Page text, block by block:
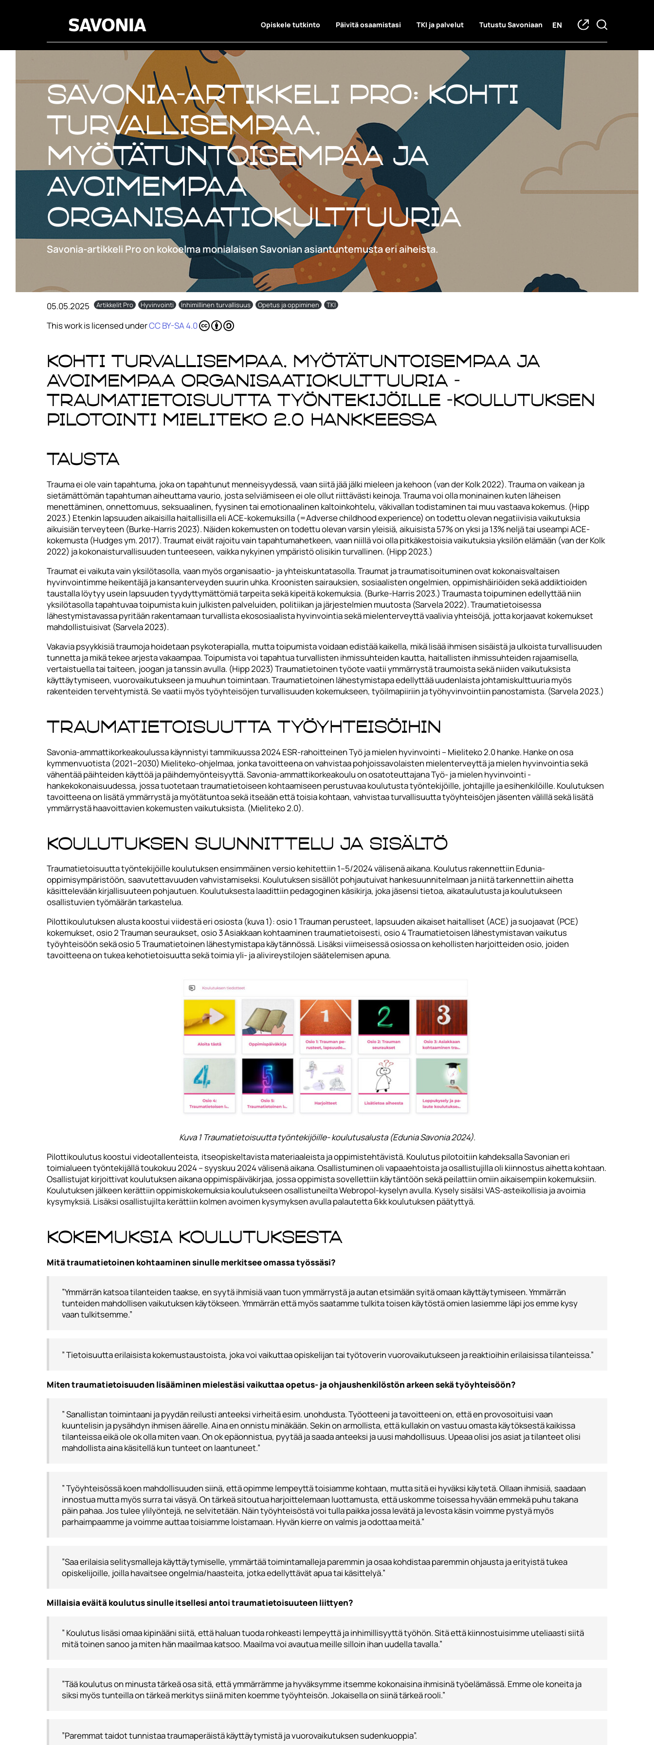
Opiskele tutkinto Päivitä osaamistasi TKI ja palvelut Tutustu Savoniaan EN
Savonia-artikkeli Pro: Kohti
turvallisempaa,
myötätuntoisempaa ja
avoimempaa
organisaatiokulttuuria
Savonia-artikkeli Pro on kokoelma monialaisen Savonian asiantuntemusta eri aiheista.
05.05.2025 Artikkelit Pro Hyvinvointi Inhimillinen turvallisuus Opetus ja oppiminen TKI
This work is licensed underCC BY-SA 4.0
Kohti turvallisempaa, myötätuntoisempaa ja
avoimempaa organisaatiokulttuuria -
Traumatietoisuutta työntekijöille -koulutuksen
pilotointi Mieliteko 2.0 hankkeessa
Tausta
Trauma ei ole vain tapahtuma, joka on tapahtunut menneisyydessä, vaan siitä jää jälki mieleen ja kehoon (van der Kolk 2022). Trauma on vaikean ja
sietämättömän tapahtuman aiheuttama vaurio, josta selviämiseen ei ole ollut riittävästi keinoja. Trauma voi olla moninainen kuten läheisen
menettäminen, onnettomuus, seksuaalinen, fyysinen tai emotionaalinen kaltoinkohtelu, väkivallan todistaminen tai muu vastaava kokemus. (Hipp
2023.) Etenkin lapsuuden aikaisilla haitallisilla eli ACE-kokemuksilla (=Adverse childhood experience) on todettu olevan negatiivisia vaikutuksia
aikuisiän terveyteen (Burke-Harris 2023). Näiden kokemusten on todettu olevan varsin yleisiä, aikuisista 57% on yksi ja 13% neljä tai useampi ACE-
kokemusta (Hudges ym. 2017). Traumat eivät rajoitu vain tapahtumahetkeen, vaan niillä voi olla pitkäkestoisia vaikutuksia yksilön elämään (van der Kolk
2022) ja kokonaisturvallisuuden tunteeseen, vaikka nykyinen ympäristö olisikin turvallinen. (Hipp 2023.)
Traumat ei vaikuta vain yksilötasolla, vaan myös organisaatio- ja yhteiskuntatasolla. Traumat ja traumatisoituminen ovat kokonaisvaltaisen
hyvinvointimme heikentäjä ja kansanterveyden suurin uhka. Kroonisten sairauksien, sosiaalisten ongelmien, oppimishäiriöiden sekä addiktioiden
taustalla löytyy usein lapsuuden tyydyttymättömiä tarpeita sekä kipeitä kokemuksia. (Burke-Harris 2023.) Traumasta toipuminen edellyttää niin
yksilötasolla tapahtuvaa toipumista kuin julkisten palveluiden, politiikan ja järjestelmien muutosta (Sarvela 2022). Traumatietoisessa
lähestymistavassa pyritään rakentamaan turvallista ekososiaalista hyvinvointia sekä mielenterveyttä vaalivia yhteisöjä, jotta korjaavat kokemukset
mahdollistuisivat (Sarvela 2023).
Vakavia psyykkisiä traumoja hoidetaan psykoterapialla, mutta toipumista voidaan edistää kaikella, mikä lisää ihmisen sisäistä ja ulkoista turvallisuuden
tunnetta ja mikä tekee arjesta vakaampaa. Toipumista voi tapahtua turvallisten ihmissuhteiden kautta, haitallisten ihmissuhteiden rajaamisella,
vertaistuella tai taiteen, joogan ja tanssin avulla. (Hipp 2023) Traumatietoinen työote vaatii ymmärrystä traumoista sekä niiden vaikutuksista
käyttäytymiseen, vuorovaikutukseen ja muuhun toimintaan. Traumatietoinen lähestymistapa edellyttää uudenlaista johtamiskulttuuria myös
rakenteiden tervehtymistä. Se vaatii myös työyhteisöjen turvallisuuden kokemukseen, työilmapiiriin ja työhyvinvointiin panostamista. (Sarvela 2023.)
Traumatietoisuutta työyhteisöihin
Savonia-ammattikorkeakoulussa käynnistyi tammikuussa 2024 ESR-rahoitteinen Työ ja mielen hyvinvointi – Mieliteko 2.0 hanke. Hanke on osa
kymmenvuotista (2021–2030) Mieliteko-ohjelmaa, jonka tavoitteena on vahvistaa pohjoissavolaisten mielenterveyttä ja mielen hyvinvointia sekä
vähentää päihteiden käyttöä ja päihdemyönteisyyttä. Savonia-ammattikorkeakoulu on osatoteuttajana Työ- ja mielen hyvinvointi -
hankekokonaisuudessa, jossa tuotetaan traumatietoiseen kohtaamiseen perustuvaa koulutusta työntekijöille, johtajille ja esihenkilöille. Koulutuksen
tavoitteena on lisätä ymmärrystä ja myötätuntoa sekä itseään että toisia kohtaan, vahvistaa turvallisuutta työyhteisöjen jäsenten välillä sekä lisätä
ymmärrystä haavoittavien kokemusten vaikutuksista. (Mieliteko 2.0).
Koulutuksen suunnittelu ja sisältö
Traumatietoisuutta työntekijöille koulutuksen ensimmäinen versio kehitettiin 1–5/2024 välisenä aikana. Koulutus rakennettiin Edunia-
oppimisympäristöön, saavutettavuuden vahvistamiseksi. Koulutuksen sisällöt pohjautuivat hankesuunnitelmaan ja niitä tarkennettiin aihetta
käsittelevään kirjallisuuteen pohjautuen. Koulutuksesta laadittiin pedagoginen käsikirja, joka jäsensi tietoa, aikataulutusta ja koulutukseen
osallistuvien työmäärän tarkastelua.
Pilottikoulutuksen alusta koostui viidestä eri osiosta (kuva 1): osio 1 Trauman perusteet, lapsuuden aikaiset haitalliset (ACE) ja suojaavat (PCE)
kokemukset, osio 2 Trauman seuraukset, osio 3 Asiakkaan kohtaaminen traumatietoisesti, osio 4 Traumatietoisen lähestymistavan vaikutus
työyhteisöön sekä osio 5 Traumatietoinen lähestymistapa käytännössä. Lisäksi viimeisessä osiossa on kehollisten harjoitteiden osio, joiden
tavoitteena on tukea kehotietoisuutta sekä toimia yli- ja alivireystilojen säätelemisen apuna.
Kuva 1 Traumatietoisuutta työntekijöille- koulutusalusta (Edunia Savonia 2024).
Pilottikoulutus koostui videotallenteista, itseopiskeltavista materiaaleista ja oppimistehtävistä. Koulutus pilotoitiin kahdeksalla Savonian eri
toimialueen työntekijällä toukokuu 2024 – syyskuu 2024 välisenä aikana. Osallistuminen oli vapaaehtoista ja osallistujilla oli kiinnostus aihetta kohtaan.
Osallistujat kirjoittivat koulutuksen aikana oppimispäiväkirjaa, jossa oppimista sovellettiin käytäntöön sekä peilattiin omiin aikaisempiin kokemuksiin.
Koulutuksen jälkeen kerättiin oppimiskokemuksia koulutukseen osallistuneilta Webropol-kyselyn avulla. Kysely sisälsi VAS-asteikollisia ja avoimia
kysymyksiä. Lisäksi osallistujilta kerättiin kolmen avoimen kysymyksen avulla palautetta 6kk koulutuksen päätyttyä.
Kokemuksia koulutuksesta
Mitä traumatietoinen kohtaaminen sinulle merkitsee omassa työssäsi?
”Ymmärrän katsoa tilanteiden taakse, en syytä ihmisiä vaan tuon ymmärrystä ja autan etsimään syitä omaan käyttäytymiseen. Ymmärrän
tunteiden mahdollisen vaikutuksen käytökseen. Ymmärrän että myös saatamme tulkita toisen käytöstä omien lasiemme läpi jos emme kysy
vaan tulkitsemme.”
” Tietoisuutta erilaisista kokemustaustoista, joka voi vaikuttaa opiskelijan tai työtoverin vuorovaikutukseen ja reaktioihin erilaisissa tilanteissa.”
Miten traumatietoisuuden lisääminen mielestäsi vaikuttaa opetus- ja ohjaushenkilöstön arkeen sekä työyhteisöön?
” Sanallistan toimintaani ja pyydän reilusti anteeksi virheitä esim. unohdusta. Työotteeni ja tavoitteeni on, että en provosoituisi vaan
kuuntelisin ja pysähdyn ihmisen äärelle. Aina en onnistu minäkään. Sekin on armollista, että kullakin on vastuu omasta käytöksestä kaikissa
tilanteissa eikä ole ok olla miten vaan. On ok epäonnistua, pyytää ja saada anteeksi ja uusi mahdollisuus. Upeaa olisi jos asiat ja tilanteet olisi
mahdollista aina käsitellä kun tunteet on laantuneet.”
” Työyhteisössä koen mahdollisuuden siinä, että opimme lempeyttä toisiamme kohtaan, mutta sitä ei hyväksi käytetä. Ollaan ihmisiä, saadaan
innostua mutta myös surra tai väsyä. On tärkeä sitoutua harjoittelemaan luottamusta, että uskomme toisessa hyvään emmekä puhu takana
päin pahaa. Jos tulee ylilyöntejä, ne selvitetään. Näin työyhteisöstä voi tulla paikka jossa levätä ja levosta käsin voimme pystyä myös
parhaimpaamme ja voimme auttaa toisiamme loistamaan. Hyvän kierre on valmis ja odottaa meitä.”
”Saa erilaisia selitysmalleja käyttäytymiselle, ymmärtää toimintamalleja paremmin ja osaa kohdistaa paremmin ohjausta ja erityistä tukea
opiskelijoille, joilla havaitsee ongelmia/haasteita, jotka edellyttävät apua tai käsittelyä.”
Millaisia eväitä koulutus sinulle itsellesi antoi traumatietoisuuteen liittyen?
” Koulutus lisäsi omaa kipinääni siitä, että haluan tuoda rohkeasti lempeyttä ja inhimillisyyttä työhön. Sitä että kiinnostuisimme uteliaasti siitä
mitä toinen sanoo ja miten hän maailmaa katsoo. Maailma voi avautua meille silloin ihan uudella tavalla.”
”Tää koulutus on minusta tärkeä osa sitä, että ymmärrämme ja hyväksymme itsemme kokonaisina ihmisinä työelämässä. Emme ole koneita ja
siksi myös tunteilla on tärkeä merkitys siinä miten koemme työyhteisön. Jokaisella on siinä tärkeä rooli.”
”Paremmat taidot tunnistaa traumaperäistä käyttäytymistä ja vuorovaikutuksen sudenkuoppia”.